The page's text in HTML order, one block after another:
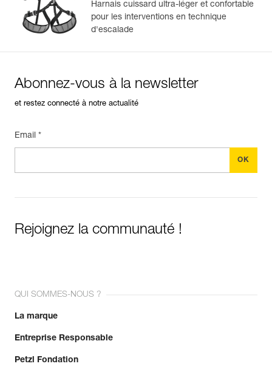
existantes.
Voir l'historique d'un produit à partir de sa date de
Harnais cuissard ultra-léger et confortable
pour les interventions en technique
d'escalade
Abonnez-vous à la newsletter
et restez connecté à notre actualité
Email *
Rejoignez la communauté !
QUI SOMMES-NOUS ?
La marque
Entreprise Responsable
Petzl Fondation